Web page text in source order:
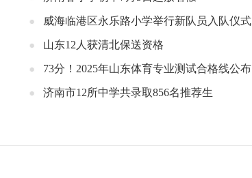
威海临港区永乐路小学举行新队员入队仪式
山东12人获清北保送资格
73分！2025年山东体育专业测试合格线公布
济南市12所中学共录取856名推荐生